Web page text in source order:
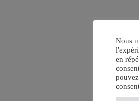
Nous
en